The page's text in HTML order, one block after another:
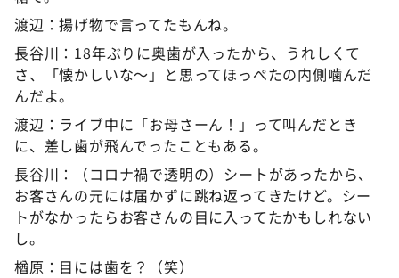
渡辺：揚げ物で言ってたもんね。
長谷川：18年ぶりに奥歯が入ったから、うれしくて
さ、「懐かしいな～」と思ってほっぺたの内側噛んだ
んだよ。
渡辺：ライブ中に「お母さーん！」って叫んだとき
に、差し歯が飛んでったこともある。
長谷川：（コロナ禍で透明の）シートがあったから、
お客さんの元には届かずに跳ね返ってきたけど。シー
トがなかったらお客さんの目に入ってたかもしれない
し。
楢原：目には歯を？（笑）